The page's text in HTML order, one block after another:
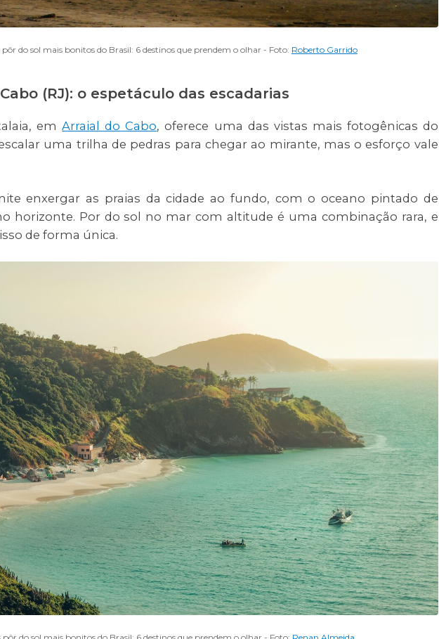
pôr do sol mais bonitos do Brasil: 6 destinos que prendem o olhar - Foto: Roberto Garrido
(RJ): o espetáculo das escadarias
emArraial do Cabo, oferece uma das vistas mais fotogênicas do
uma trilha de pedras para chegar ao mirante, mas o esforço vale
enxergar as praias da cidade ao fundo, com o oceano pintado de
horizonte. Por do sol no mar com altitude é uma combinação rara, e
de forma única.